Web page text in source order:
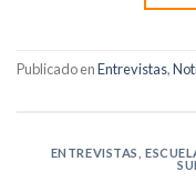
Publicado enEntrevistas,
ENTREVISTAS ,